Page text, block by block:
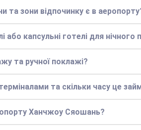
та зони відпочинку є в
або капсульні готелі для нічного
та ручної поклажі?
та скільки часу це
Ханчжоу Сяошань?